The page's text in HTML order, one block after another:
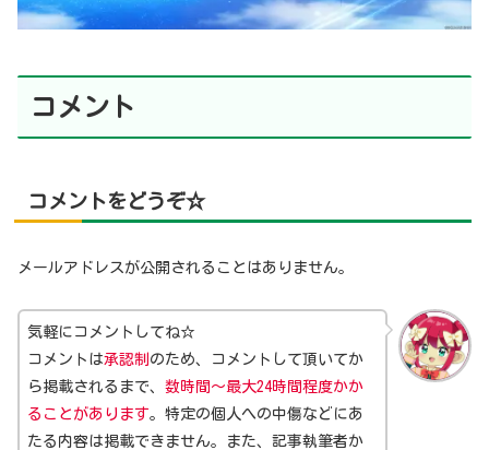
コメント
コメントをどうぞ☆
メールアドレスが公開されることはありません。
気軽にコメントしてね☆
コメントは承認制 のため、コメントして頂いてか
ら掲載されるまで、 数時間～最大24時間程度かか
ることがあります。特定の個人への中傷などにあ
たる内容は掲載できません。また、記事執筆者か